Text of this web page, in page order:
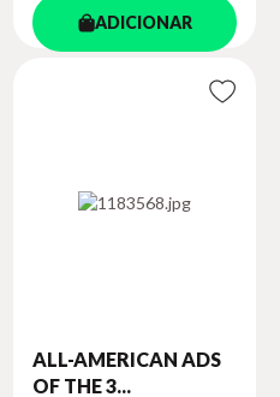
ADICIONAR
ALL-AMERICAN ADS
OF THE 3...